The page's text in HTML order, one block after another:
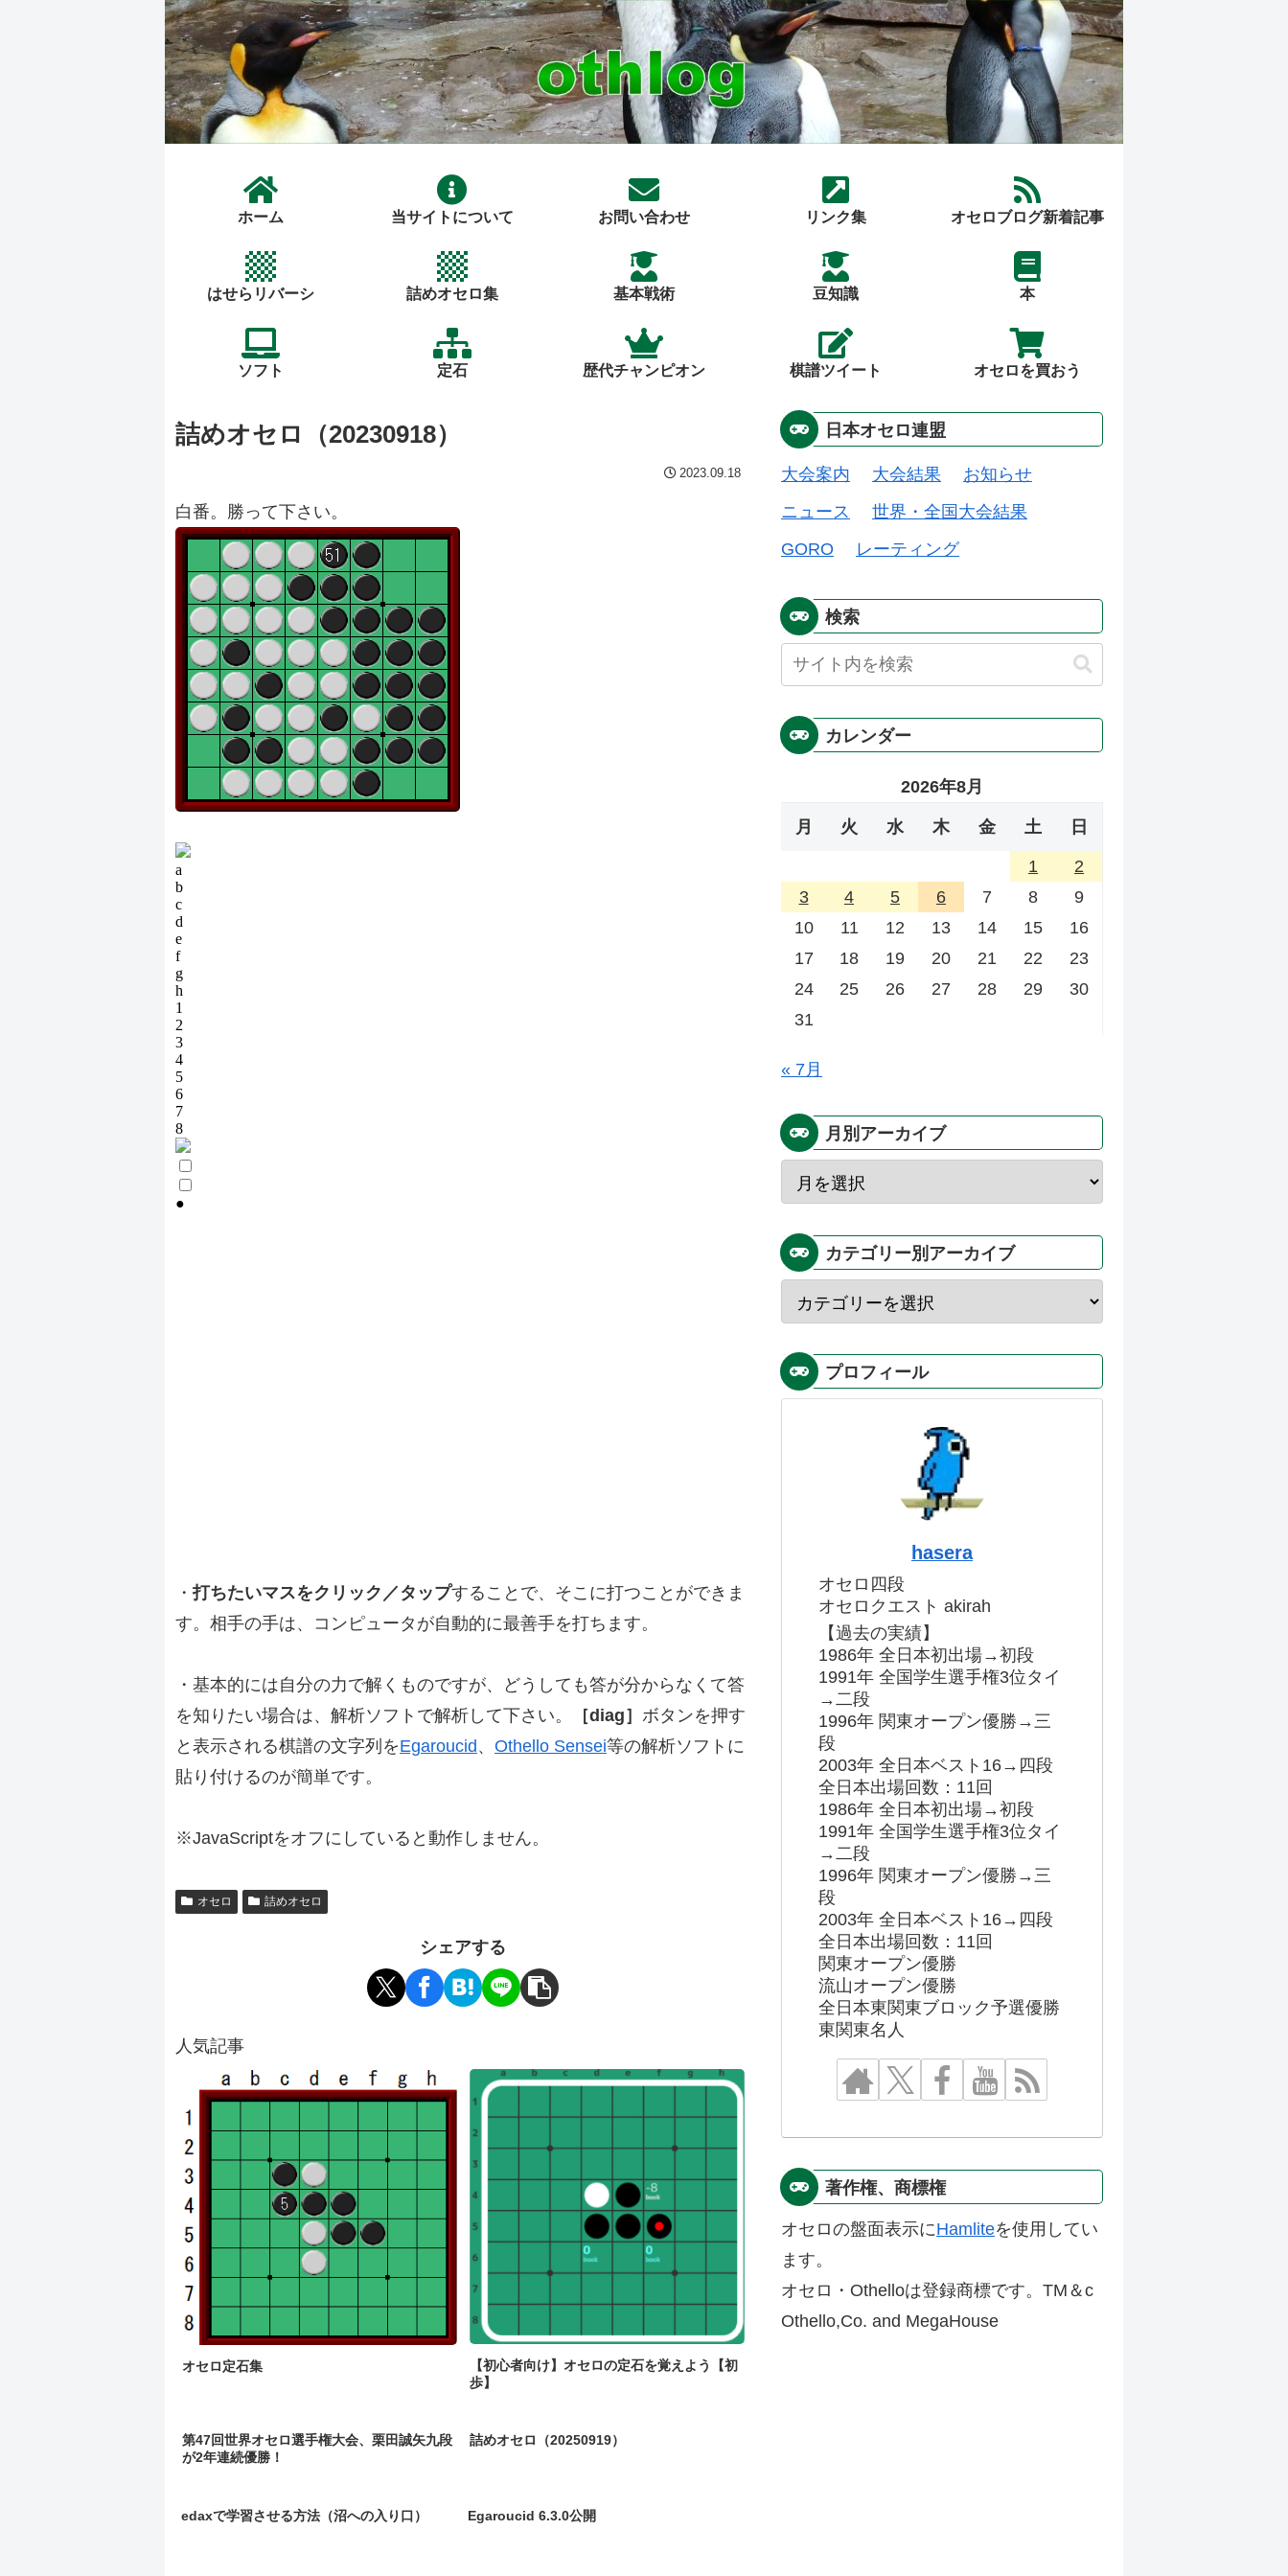
ホーム 当サイトについて お問い合わせ リンク集 オセロブログ新着記事
はせらリバーシ 詰めオセロ集 基本戦術 豆知識 本
ソフト 定石 歴代チャンピオン 棋譜ツイート オセロを買おう
詰めオセロ（20230918）
2023.09.18
白番。勝って下さい。
・打ちたいマスをクリック／タップすることで、そこに打つことができま
す。相手の手は、コンピュータが自動的に最善手を打ちます。
・基本的には自分の力で解くものですが、どうしても答が分からなくて答
を知りたい場合は、解析ソフトで解析して下さい。
［diag］ ボタンを押す
と表示される棋譜の文字列をEgaroucid、 Othello Sensei等の解析ソフトに
貼り付けるのが簡単です。
※JavaScriptをオフにしていると動作しません。
オセロ 詰めオセロ
シェアする
人気記事
オセロ定石集
【初心者向け】オセロの定石を覚えよう【初
歩】
第47回世界オセロ選手権大会、栗田誠矢九段
が2年連続優勝！
詰めオセロ（20250919）
edaxで学習させる方法（沼への入り口） Egaroucid 6.3.0公開
日本オセロ連盟
大会案内 大会結果
お知らせ
ニュース
世界・全国大会結果
GORO
レーティング
検索
カレンダー
2026年8月
月 火 水 木 金 土 日
1
2
3
4 5 6 7 8
9
10
11 12 13 14 15
16
17
18 19 20 21 22
23
24
25 26 27 28 29
30
31
« 7月
月別アーカイブ
カテゴリー別アーカイブ
プロフィール
hasera
オセロ四段
オセロクエスト akirah
【過去の実績】
1986年 全日本初出場→初段
1991年 全国学生選手権3位タイ
→二段
1996年 関東オープン優勝→三
段
2003年 全日本ベスト16→四段
全日本出場回数：11回
1986年 全日本初出場→初段
1991年 全国学生選手権3位タイ
→二段
1996年 関東オープン優勝→三
段
2003年 全日本ベスト16→四段
全日本出場回数：11回
関東オープン優勝
流山オープン優勝
全日本東関東ブロック予選優勝
東関東名人
著作権、商標権
オセロの盤面表示にHamliteを使用してい
ます。
オセロ・Othelloは登録商標です。TM＆c
Othello,Co. and MegaHouse